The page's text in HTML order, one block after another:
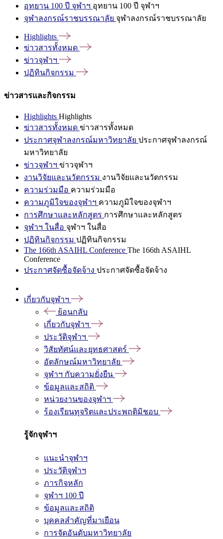
อุทยาน 100 ปี จุฬาฯ อุทยาน 100 ปี จุฬาฯ
จุฬาลงกรณ์ราชบรรณาลัย จุฬาลงกรณ์ราชบรรณาลัย
Highlights
ข่าวสารทั้งหมด
ข่าวจุฬาฯ
ปฏิทินกิจกรรม
ข่าวสารและกิจกรรม
Highlights Highlights
ข่าวสารทั้งหมด ข่าวสารทั้งหมด
ประกาศจุฬาลงกรณ์มหาวิทยาลัย ประกาศจุฬาลงกรณ์
มหาวิทยาลัย
ข่าวจุฬาฯ ข่าวจุฬาฯ
งานวิจัยและนวัตกรรม งานวิจัยและนวัตกรรม
ความร่วมมือ ความร่วมมือ
ความภูมิใจของจุฬาฯ ความภูมิใจของจุฬาฯ
การศึกษาและหลักสูตร การศึกษาและหลักสูตร
จุฬาฯ ในสื่อ จุฬาฯ ในสื่อ
ปฏิทินกิจกรรม ปฏิทินกิจกรรม
The 166th ASAIHL Conference The 166th ASAIHL
Conference
ประกาศจัดซื้อจัดจ้าง ประกาศจัดซื้อจัดจ้าง
เกี่ยวกับจุฬาฯ
ย้อนกลับ
เกี่ยวกับจุฬาฯ
ประวัติจุฬาฯ
วิสัยทัศน์และยุทธศาสตร์
อัตลักษณ์มหาวิทยาลัย
จุฬาฯ กับความยั่งยืน
ข้อมูลและสถิติ
หน่วยงานของจุฬาฯ
ร้องเรียนทุจริตและประพฤติมิชอบ
รู้จักจุฬาฯ
แนะนำจุฬาฯ
ประวัติจุฬาฯ
ภารกิจหลัก
จุฬาฯ 100 ปี
ข้อมูลและสถิติ
บุคคลสำคัญที่มาเยือน
การจัดอันดับมหาวิทยาลัย